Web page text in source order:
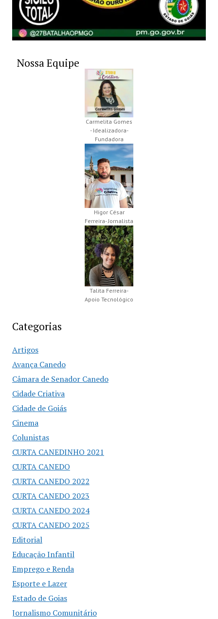
Nossa Equipe
Carmelita Gomes
- Idealizadora-
Fundadora
Higor César
Ferreira- Jornalista
Talita Ferreira-
Apoio Tecnológico
Categorias
Artigos
Avança Canedo
Câmara de Senador Canedo
Cidade Criativa
Cidade de Goiás
Cinema
Colunistas
CURTA CANEDINHO 2021
CURTA CANEDO
CURTA CANEDO 2022
CURTA CANEDO 2023
CURTA CANEDO 2024
CURTA CANEDO 2025
Editorial
Educação Infantil
Emprego e Renda
Esporte e Lazer
Estado de Goias
Jornalismo Comunitário